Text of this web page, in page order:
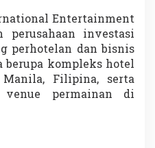
Entertainment
perusahaan investasi
perhotelan dan bisnis
berupa kompleks hotel
Filipina, serta
permainan di